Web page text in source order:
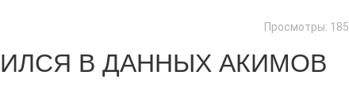
Просмотры: 185
В ДАННЫХ АКИМОВ